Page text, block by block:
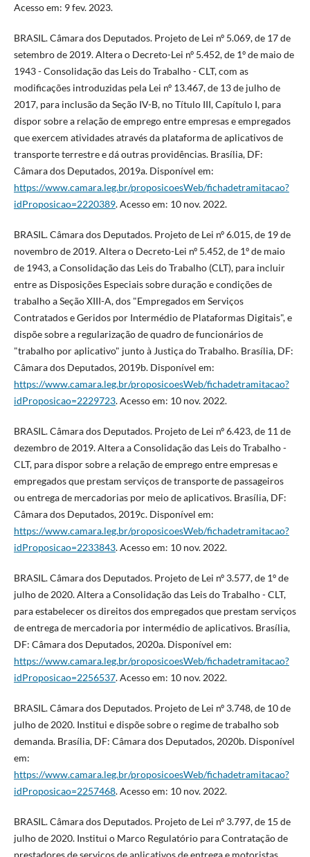
Acesso em: 9 fev. 2023.
BRASIL. Câmara dos Deputados. Projeto de Lei nº 5.069, de 17 de
setembro de 2019. Altera o Decreto-Lei nº 5.452, de 1º de maio de
1943 - Consolidação das Leis do Trabalho - CLT, com as
modificações introduzidas pela Lei nº 13.467, de 13 de julho de
2017, para inclusão da Seção IV-B, no Título III, Capítulo I, para
dispor sobre a relação de emprego entre empresas e empregados
que exercem atividades através da plataforma de aplicativos de
transporte terrestre e dá outras providências. Brasília, DF:
Câmara dos Deputados, 2019a. Disponível em:
https://www.camara.leg.br/proposicoesWeb/fichadetramitacao?
idProposicao=2220389. Acesso em: 10 nov. 2022.
BRASIL. Câmara dos Deputados. Projeto de Lei nº 6.015, de 19 de
novembro de 2019. Altera o Decreto-Lei nº 5.452, de 1º de maio
de 1943, a Consolidação das Leis do Trabalho (CLT), para incluir
entre as Disposições Especiais sobre duração e condições de
trabalho a Seção XIII-A, dos "Empregados em Serviços
Contratados e Geridos por Intermédio de Plataformas Digitais", e
dispõe sobre a regularização de quadro de funcionários de
"trabalho por aplicativo" junto à Justiça do Trabalho. Brasília, DF:
Câmara dos Deputados, 2019b. Disponível em:
https://www.camara.leg.br/proposicoesWeb/fichadetramitacao?
idProposicao=2229723. Acesso em: 10 nov. 2022.
BRASIL. Câmara dos Deputados. Projeto de Lei nº 6.423, de 11 de
dezembro de 2019. Altera a Consolidação das Leis do Trabalho -
CLT, para dispor sobre a relação de emprego entre empresas e
empregados que prestam serviços de transporte de passageiros
ou entrega de mercadorias por meio de aplicativos. Brasília, DF:
Câmara dos Deputados, 2019c. Disponível em:
https://www.camara.leg.br/proposicoesWeb/fichadetramitacao?
idProposicao=2233843. Acesso em: 10 nov. 2022.
BRASIL. Câmara dos Deputados. Projeto de Lei nº 3.577, de 1º de
julho de 2020. Altera a Consolidação das Leis do Trabalho - CLT,
para estabelecer os direitos dos empregados que prestam serviços
de entrega de mercadoria por intermédio de aplicativos. Brasília,
DF: Câmara dos Deputados, 2020a. Disponível em:
https://www.camara.leg.br/proposicoesWeb/fichadetramitacao?
idProposicao=2256537. Acesso em: 10 nov. 2022.
BRASIL. Câmara dos Deputados. Projeto de Lei nº 3.748, de 10 de
julho de 2020. Institui e dispõe sobre o regime de trabalho sob
demanda. Brasília, DF: Câmara dos Deputados, 2020b. Disponível
em:
https://www.camara.leg.br/proposicoesWeb/fichadetramitacao?
idProposicao=2257468. Acesso em: 10 nov. 2022.
BRASIL. Câmara dos Deputados. Projeto de Lei nº 3.797, de 15 de
julho de 2020. Institui o Marco Regulatório para Contratação de
prestadores de serviços de aplicativos de entrega e motoristas.